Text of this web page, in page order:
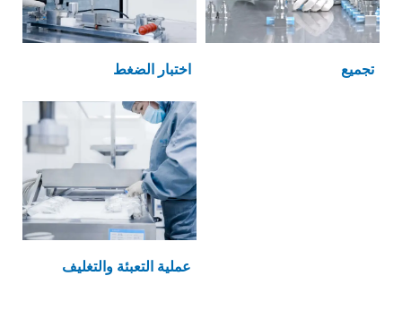
اختبار الضغط تجميع
عملية التعبئة والتغليف